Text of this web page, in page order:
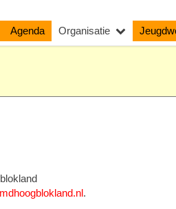
Agenda Organisatie
.